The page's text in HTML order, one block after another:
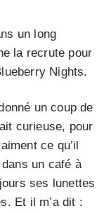
un long
la recrute pour
Nights.
un coup de
curieuse, pour
ce qu’il
un café à
ses lunettes
Et il m’a dit :